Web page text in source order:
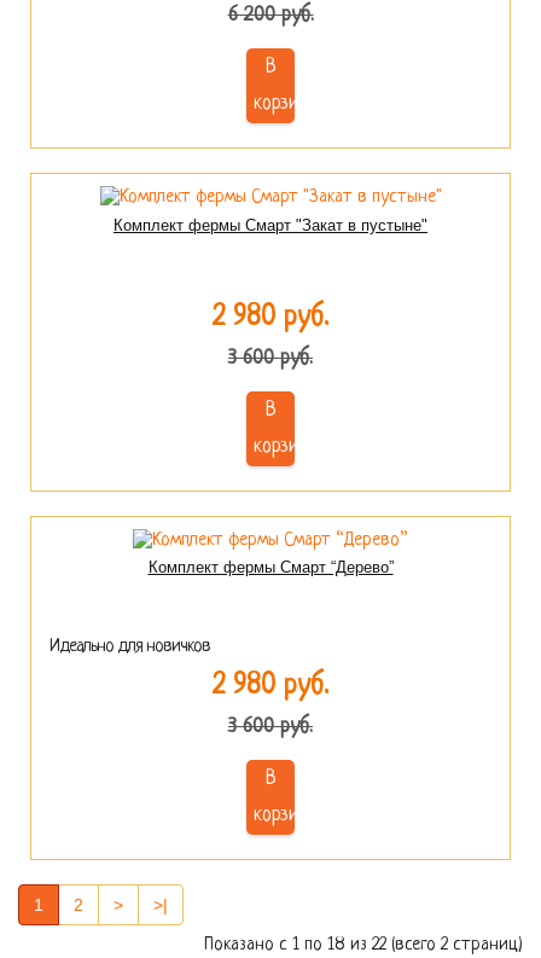
6 200 руб.
В
корзину
Комплект фермы Смарт "Закат в пустыне"
2 980 руб.
3 600 руб.
В
корзину
Комплект фермы Смарт “Дерево”
Идеально для новичков
2 980 руб.
3 600 руб.
В
корзину
1 2 > >|
Показано с 1 по 18 из 22 (всего 2 страниц)